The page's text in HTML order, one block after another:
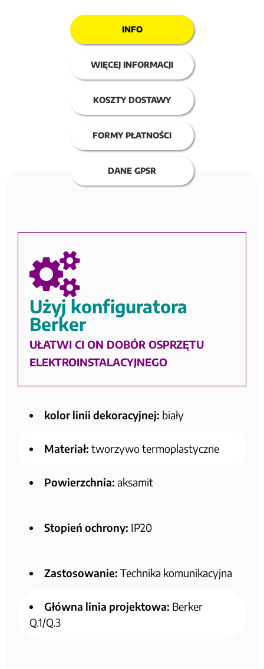
INFO
WIĘCEJ INFORMACJI
KOSZTY DOSTAWY
FORMY PŁATNOŚCI
DANE GPSR
Użyj konfiguratora
Berker
UŁATWI CI ON DOBÓR OSPRZĘTU
ELEKTROINSTALACYJNEGO
kolor linii dekoracyjnej: biały
Materiał: tworzywo termoplastyczne
Powierzchnia: aksamit
Stopień ochrony: IP20
Zastosowanie: Technika komunikacyjna
Główna linia projektowa: Berker
Q.1/Q.3